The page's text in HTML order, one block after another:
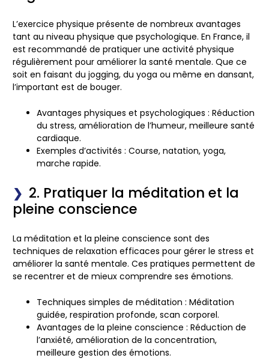
L’exercice physique présente de nombreux avantages
tant au niveau physique que psychologique. En France, il
est recommandé de pratiquer une activité physique
régulièrement pour améliorer la santé mentale. Que ce
soit en faisant du jogging, du yoga ou même en dansant,
l’important est de bouger.
Avantages physiques et psychologiques : Réduction
du stress, amélioration de l’humeur, meilleure santé
cardiaque.
Exemples d’activités : Course, natation, yoga,
marche rapide.
2. Pratiquer la méditation et la
pleine conscience
La méditation et la pleine conscience sont des
techniques de relaxation efficaces pour gérer le stress et
améliorer la santé mentale. Ces pratiques permettent de
se recentrer et de mieux comprendre ses émotions.
Techniques simples de méditation : Méditation
guidée, respiration profonde, scan corporel.
Avantages de la pleine conscience : Réduction de
l’anxiété, amélioration de la concentration,
meilleure gestion des émotions.